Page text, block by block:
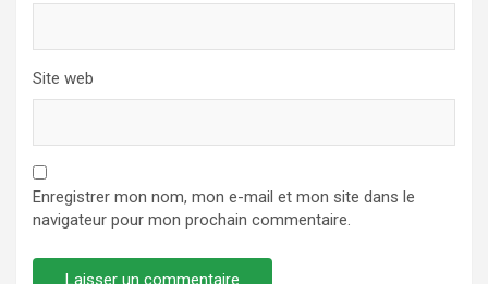
Site web
Enregistrer mon nom, mon e-mail et mon site dans le
navigateur pour mon prochain commentaire.